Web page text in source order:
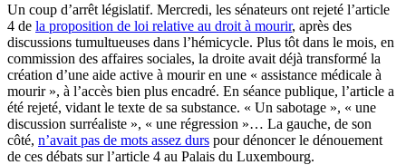
Un coup d’arrêt législatif. Mercredi, les sénateurs ont rejeté l’article
4 de la proposition de loi relative au droit à mourir, après des
discussions tumultueuses dans l’hémicycle. Plus tôt dans le mois, en
commission des affaires sociales, la droite avait déjà transformé la
création d’une aide active à mourir en une « assistance médicale à
mourir », à l’accès bien plus encadré. En séance publique, l’article a
été rejeté, vidant le texte de sa substance. « Un sabotage », « une
discussion surréaliste », « une régression »… La gauche, de son
côté, n’avait pas de mots assez durs pour dénoncer le dénouement
de ces débats sur l’article 4 au Palais du Luxembourg.